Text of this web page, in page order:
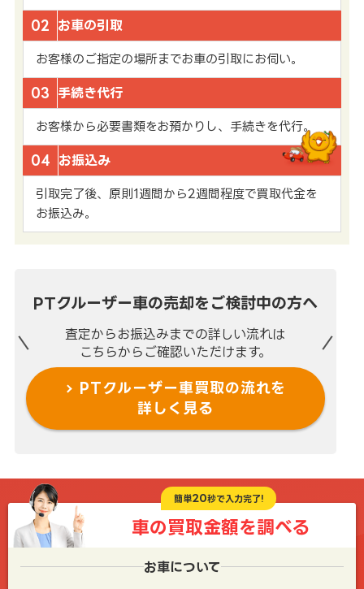
02 お車の引取
お客様のご指定の場所までお車の引取にお伺い。
03 手続き代行
お客様から必要書類をお預かりし、手続きを代行。
04 お振込み
引取完了後、原則1週間から2週間程度で買取代金を
お振込み。
PTクルーザー車の売却を ご検討中の方へ
査定からお振込みまでの詳しい流れは
こちらからご確認いただけます。
PTクルーザー車買取の流れを
詳しく見る
簡単20秒で入力完了!
車の買取金額を調べる
お車について